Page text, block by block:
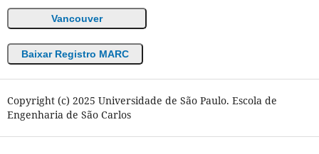
Vancouver
Baixar Registro MARC
Copyright (c) 2025 Universidade de São Paulo. Escola de
Engenharia de São Carlos